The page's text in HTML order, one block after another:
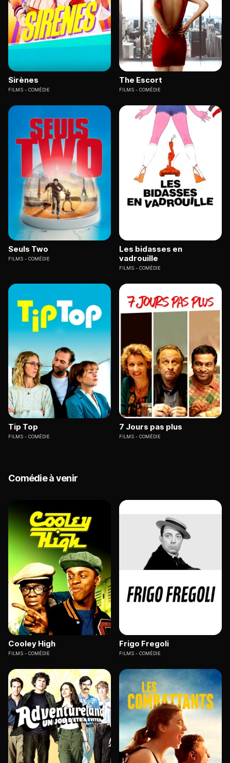
Sirènes
FILMS COMÉDIE
The Escort
FILMS COMÉDIE
Seuls Two
FILMS COMÉDIE
Les bidasses en
vadrouille
FILMS COMÉDIE
Tip Top
FILMS COMÉDIE
7 Jours pas plus
FILMS COMÉDIE
Comédie à venir
Cooley High
FILMS COMÉDIE
Frigo Fregoli
FILMS COMÉDIE